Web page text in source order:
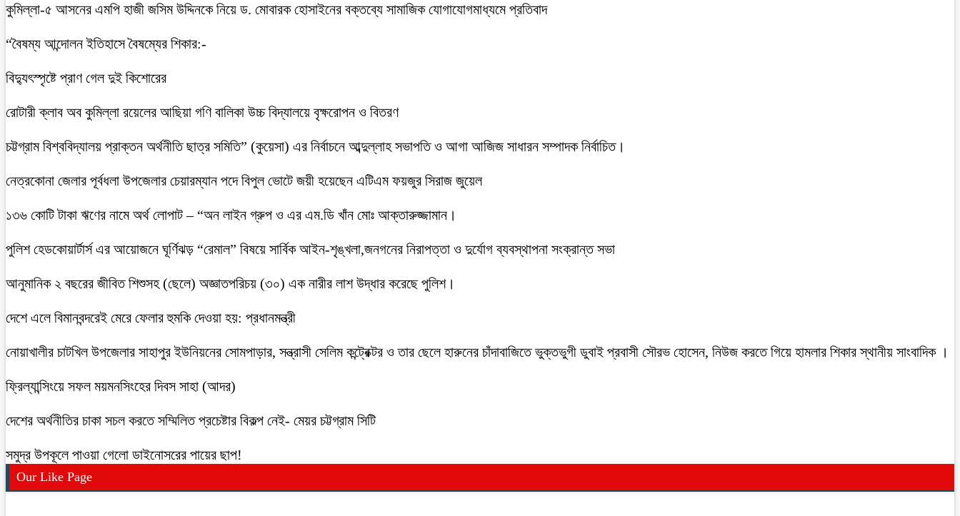
কুমিল্লা-৫ আসনের এমপি হাজী জসিম উদ্দিনকে নিয়ে ড. মোবারক হোসাইনের বক্তব্যে সামাজিক যোগাযোগমাধ্যমে প্রতিবাদ
“বৈষম্য আন্দোলন ইতিহাসে বৈষম্যের শিকার:-
বিদ্যুৎস্পৃষ্টে প্রাণ গেল দুই কিশোরের
রোটারী ক্লাব অব কুমিল্লা রয়েলের আছিয়া গণি বালিকা উচ্চ বিদ্যালয়ে বৃক্ষরোপন ও বিতরণ
চট্টগ্রাম বিশ্ববিদ্যালয় প্রাক্তন অর্থনীতি ছাত্র সমিতি” (কুয়েসা) এর নির্বাচনে আব্দুল্লাহ সভাপতি ও আগা আজিজ সাধারন সম্পাদক নির্বাচিত।
নেত্রকোনা জেলার পূর্বধলা উপজেলার চেয়ারম্যান পদে বিপুল ভোটে জয়ী হয়েছেন এটিএম ফয়জুর সিরাজ জুয়েল
১৩৬ কোটি টাকা ঋণের নামে অর্থ লোপাট – “অন লাইন গ্রুপ ও এর এম.ডি খাঁন মোঃ আক্তারুজ্জামান।
পুলিশ হেডকোয়ার্টার্স এর আয়োজনে ঘূর্ণিঝড় “রেমাল” বিষয়ে সার্বিক আইন-শৃঙ্খলা,জনগনের নিরাপত্তা ও দুর্যোগ ব্যবস্থাপনা সংক্রান্ত সভা
আনুমানিক ২ বছরের জীবিত শিশুসহ (ছেলে) অজ্ঞাতপরিচয় (৩০) এক নারীর লাশ উদ্ধার করেছে পুলিশ।
দেশে এলে বিমানবন্দরেই মেরে ফেলার হুমকি দেওয়া হয়: প্রধানমন্ত্রী
নোয়াখালীর চাটখিল উপজেলার সাহাপুর ইউনিয়নের সোমপাড়ার, সন্ত্রাসী সেলিম কন্ট্রেক্টর ও তার ছেলে হারুনের চাঁদাবাজিতে ভুক্তভুগী ডুবাই প্রবাসী সৌরভ হোসেন, নিউজ করতে গিয়ে হামলার শিকার স্থানীয় সাংবাদিক ।
ফ্রিল্যান্সিংয়ে সফল ময়মনসিংহের দিবস সাহা (আদর)
দেশের অর্থনীতির চাকা সচল করতে সম্মিলিত প্রচেষ্টার বিকল্প নেই- মেয়র চট্টগ্রাম সিটি
সমুদ্র উপকূলে পাওয়া গেলো ডাইনোসরের পায়ের ছাপ!
Our Like Page